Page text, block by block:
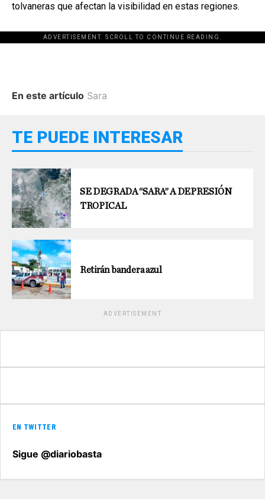
tolvaneras que afectan la visibilidad en estas regiones.
ADVERTISEMENT. SCROLL TO CONTINUE READING.
En este artículo Sara
TE PUEDE INTERESAR
SE DEGRADA “SARA” A DEPRESIÓN
TROPICAL
Retirán bandera azul
ADVERTISEMENT
EN TWITTER
Sigue @diariobasta